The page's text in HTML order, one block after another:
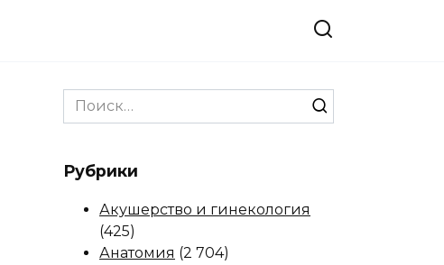
Search
for:
Рубрики
Акушерство и гинекология
(425)
Анатомия (2 704)